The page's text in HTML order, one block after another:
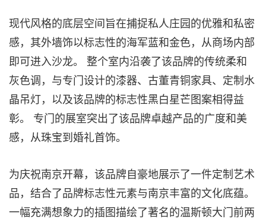
现代风格的底层空间旨在捕捉私人庄园的优雅和私密
感，其外墙饰以标志性的海军蓝和金色，从商场内部
即可进入沙龙。 整个室内沿袭了该品牌的传统柔和
灰色调，与专门设计的漆器、古董青铜家具、定制水
晶吊灯，以及该品牌的标志性黑白星芒图案相得益
彰。 专门的展室突出了该品牌卓越产品的广度和美
感，从珠宝到婚礼首饰。
为庆祝南京开幕，该品牌自豪地展示了一件定制艺术
品，结合了品牌标志性元素与南京丰富的文化底蕴。
一幅充满想象力的插图描绘了著名的温斯顿大门前两